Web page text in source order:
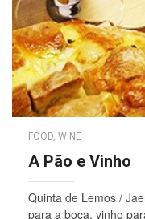
FOOD WINE
A Pão e Vinho
Quinta de Lemos /
para a boca, vinho